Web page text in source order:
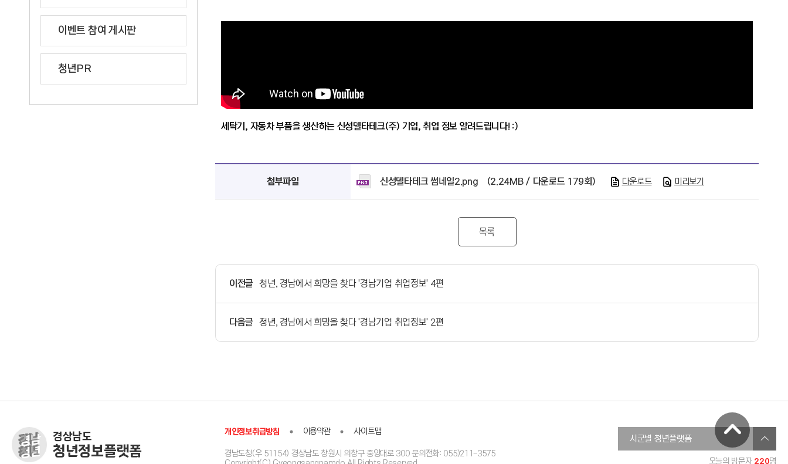
이벤트 참여 게시판
청년PR
세탁기, 자동차 부품을 생산하는 신성델타테크(주) 기업, 취업 정보 알려드립니다! :)
첨부파일 신성델타테크 썸네일2.png (2.24MB / 다운로드 179회) 다운로드 미리보기
목록
이전글 청년, 경남에서 희망을 찾다 '경남기업 취업정보' 4편
다음글 청년, 경남에서 희망을 찾다 '경남기업 취업정보' 2편
경상남도
청년정보플랫폼
개인정보취급방침 이용약관 사이트맵
경남도청(우 51154) 경상남도 창원시 의창구 중앙대로 300 문의전화: 055)211-3575
창원청년정보플랫폼
진주시청년온라인플랫폼
시군별 청년플랫폼
오늘의 방문자 220명